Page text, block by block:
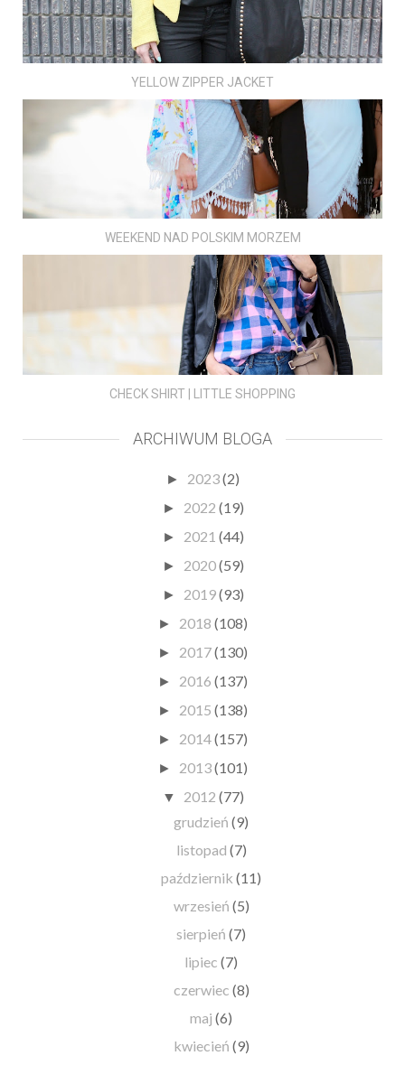
YELLOW ZIPPER JACKET
WEEKEND NAD POLSKIM MORZEM
CHECK SHIRT | LITTLE SHOPPING
ARCHIWUM BLOGA
► 2023(2)
► 2022 (19)
► 2021 (44)
► 2020(59)
► 2019(93)
► 2018 (108)
► 2017(130)
► 2016 (137)
► 2015 (138)
► 2014(157)
► 2013(101)
▼ 2012 (77)
grudzień(9)
listopad (7)
październik(11)
wrzesień (5)
sierpień(7)
lipiec(7)
czerwiec (8)
maj(6)
kwiecień (9)